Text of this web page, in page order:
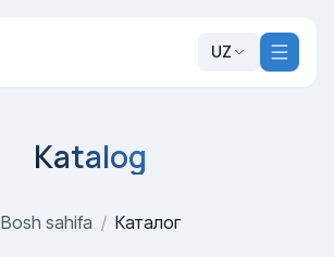
UZ
Katalog
Bosh sahifa / Каталог